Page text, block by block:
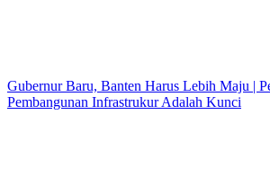
Gubernur Baru, Banten Harus Lebih Maju |
Pembangunan Infrastrukur Adalah Kunci